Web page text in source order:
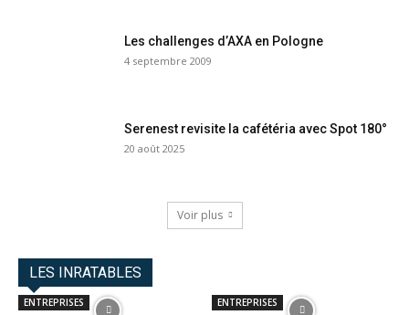
Les challenges d’AXA en Pologne
4 septembre 2009
Serenest revisite la cafétéria avec Spot 180°
20 août 2025
Voir plus
LES INRATABLES
ENTREPRISES ENTREPRISES